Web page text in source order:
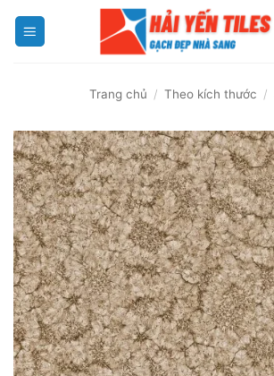
Trang chủ / Theo kích thước /